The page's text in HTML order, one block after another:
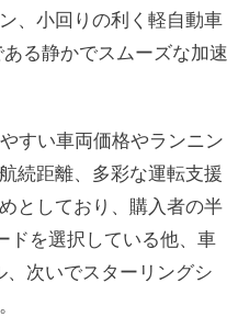
、小回りの利く軽自動車
る静かでスムーズな加速
すい車両価格やランニン
続距離、多彩な運転支援
としており、購入者の半
ドを選択している他、車
次いでスターリングシ